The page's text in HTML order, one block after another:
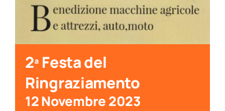
2ª Festa del
Ringraziamento
12 Novembre 2023